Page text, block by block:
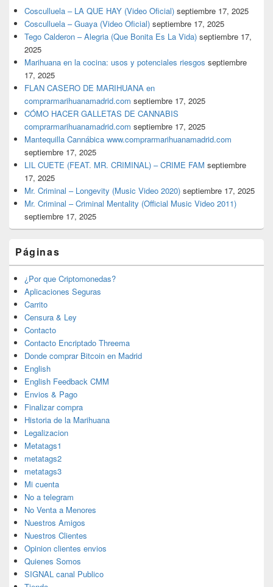
Cosculluela – LA QUE HAY (Video Oficial) septiembre 17, 2025
Cosculluela – Guaya (Video Oficial) septiembre 17, 2025
Tego Calderon – Alegria (Que Bonita Es La Vida) septiembre 17,
2025
Marihuana en la cocina: usos y potenciales riesgos septiembre
17, 2025
FLAN CASERO DE MARIHUANA en
comprarmarihuanamadrid.com septiembre 17, 2025
CÓMO HACER GALLETAS DE CANNABIS
comprarmarihuanamadrid.com septiembre 17, 2025
Mantequilla Cannábica www.comprarmarihuanamadrid.com
septiembre 17, 2025
LIL CUETE (FEAT. MR. CRIMINAL) – CRIME FAM septiembre
17, 2025
Mr. Criminal – Longevity (Music Video 2020) septiembre 17, 2025
Mr. Criminal – Criminal Mentality (Official Music Video 2011)
septiembre 17, 2025
Páginas
¿Por que Criptomonedas?
Aplicaciones Seguras
Carrito
Censura & Ley
Contacto
Contacto Encriptado Threema
Donde comprar Bitcoin en Madrid
English
English Feedback CMM
Envios & Pago
Finalizar compra
Historia de la Marihuana
Legalizacion
Metatags1
metatags2
metatags3
Mi cuenta
No a telegram
No Venta a Menores
Nuestros Amigos
Nuestros Clientes
Opinion clientes envios
Quienes Somos
SIGNAL canal Publico